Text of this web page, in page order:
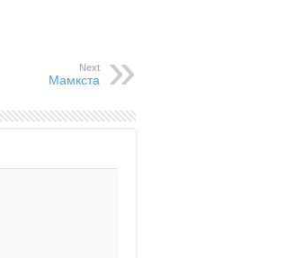
Next
Мамкста